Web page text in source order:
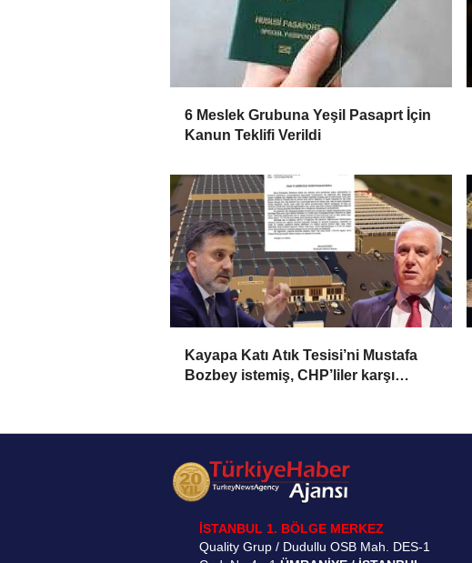
6 Meslek Grubuna Yeşil Pasaprt İçin
Kanun Teklifi Verildi
Kayapa Katı Atık Tesisi’ni Mustafa
Bozbey istemiş, CHP’liler karşı
İSTANBUL 1. BÖLGE MERKEZ
Quality Grup / Dudullu OSB Mah. DES-1